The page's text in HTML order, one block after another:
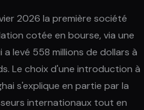
2026 la première société
cotée en bourse, via une
levé 558 millions de dollars à
Le choix d'une introduction à
s'explique en partie par la
internationaux tout en